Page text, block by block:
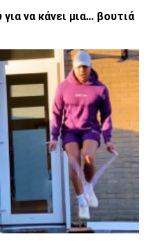
να κάνει μια… βουτιά